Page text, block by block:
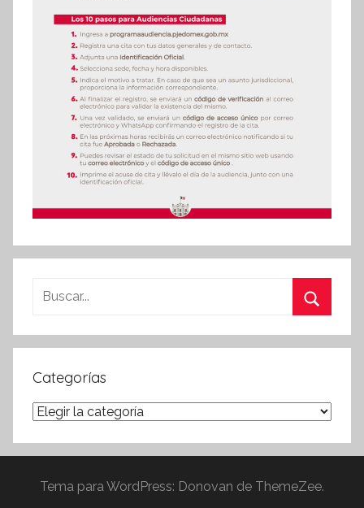
Buscar:
Categorías
Categorías
Tema para WordPress: Donovan de ThemeZee.